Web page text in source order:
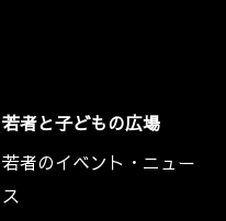
若者と子どもの広場
若者のイベント・ニュー
ス